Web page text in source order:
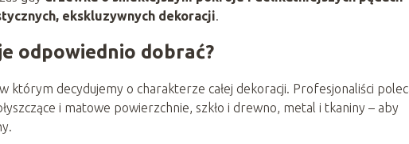
ekskluzywnych dekoracji.
odpowiednio dobrać?
decydujemy o charakterze całej dekoracji. Profesjonaliści
i matowe powierzchnie, szkło i drewno, metal i tkaniny – aby